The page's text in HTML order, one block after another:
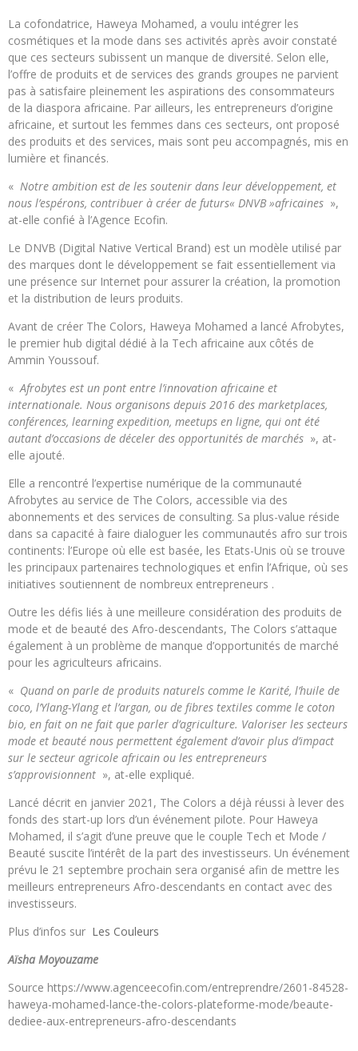
La cofondatrice, Haweya Mohamed, a voulu intégrer les
cosmétiques et la mode dans ses activités après avoir constaté
que ces secteurs subissent un manque de diversité. Selon elle,
l’offre de produits et de services des grands groupes ne parvient
pas à satisfaire pleinement les aspirations des consommateurs
de la diaspora africaine. Par ailleurs, les entrepreneurs d’origine
africaine, et surtout les femmes dans ces secteurs, ont proposé
des produits et des services, mais sont peu accompagnés, mis en
lumière et financés.
« Notre ambition est de les soutenir dans leur développement, et
nous l’espérons, contribuer à créer de futurs« DNVB »africaines »,
at-elle confié à l’Agence Ecofin.
Le DNVB (Digital Native Vertical Brand) est un modèle utilisé par
des marques dont le développement se fait essentiellement via
une présence sur Internet pour assurer la création, la promotion
et la distribution de leurs produits.
Avant de créer The Colors, Haweya Mohamed a lancé Afrobytes,
le premier hub digital dédié à la Tech africaine aux côtés de
Ammin Youssouf.
«Afrobytes est un pont entre l’innovation africaine et
internationale. Nous organisons depuis 2016 des marketplaces,
conférences, learning expedition, meetups en ligne, qui ont été
autant d’occasions de déceler des opportunités de marchés », at-
elle ajouté.
Elle a rencontré l’expertise numérique de la communauté
Afrobytes au service de The Colors, accessible via des
abonnements et des services de consulting. Sa plus-value réside
dans sa capacité à faire dialoguer les communautés afro sur trois
continents: l’Europe où elle est basée, les Etats-Unis où se trouve
les principaux partenaires technologiques et enfin l’Afrique, où ses
initiatives soutiennent de nombreux entrepreneurs .
Outre les défis liés à une meilleure considération des produits de
mode et de beauté des Afro-descendants, The Colors s’attaque
également à un problème de manque d’opportunités de marché
pour les agriculteurs africains.
« Quand on parle de produits naturels comme le Karité, l’huile de
coco, l’Ylang-Ylang et l’argan, ou de fibres textiles comme le coton
bio, en fait on ne fait que parler d’agriculture. Valoriser les secteurs
mode et beauté nous permettent également d’avoir plus d’impact
sur le secteur agricole africain ou les entrepreneurs
s’approvisionnent », at-elle expliqué.
Lancé décrit en janvier 2021, The Colors a déjà réussi à lever des
fonds des start-up lors d’un événement pilote. Pour Haweya
Mohamed, il s’agit d’une preuve que le couple Tech et Mode /
Beauté suscite l’intérêt de la part des investisseurs. Un événement
prévu le 21 septembre prochain sera organisé afin de mettre les
meilleurs entrepreneurs Afro-descendants en contact avec des
investisseurs.
Plus d’infos sur Les Couleurs
Aïsha Moyouzame
Source https://www.agenceecofin.com/entreprendre/2601-84528-
haweya-mohamed-lance-the-colors-plateforme-mode/beaute-
dediee-aux-entrepreneurs-afro-descendants